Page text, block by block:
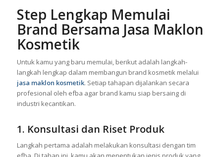
atau produk halal yang kini banyak dicari konsumen.
Step Lengkap Memulai
Brand Bersama Jasa Maklon
Kosmetik
Untuk kamu yang baru memulai, berikut adalah langkah-
langkah lengkap dalam membangun brand kosmetik melalui
industri kecantikan.